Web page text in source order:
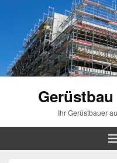
Ihr Gerüstbauer